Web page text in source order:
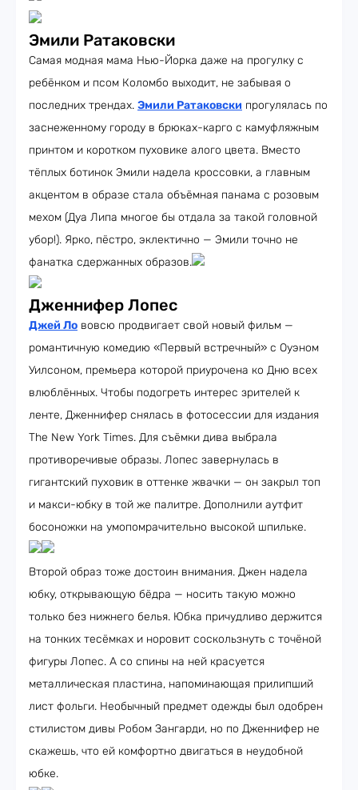
Эмили Ратаковски
Самая модная мама Нью-Йорка даже на прогулку с
ребёнком и псом Коломбо выходит, не забывая о
последних трендах. Эмили Ратаковски прогулялась по
заснеженному городу в брюках-карго с камуфляжным
принтом и коротком пуховике алого цвета. Вместо
тёплых ботинок Эмили надела кроссовки, а главным
акцентом в образе стала объёмная панама с розовым
мехом (Дуа Липа многое бы отдала за такой головной
убор!). Ярко, пёстро, эклектично — Эмили точно не
фанатка сдержанных образов.
Дженнифер Лопес
Джей Ло вовсю продвигает свой новый фильм —
романтичную комедию «Первый встречный» с Оуэном
Уилсоном, премьера которой приурочена ко Дню всех
влюблённых. Чтобы подогреть интерес зрителей к
ленте, Дженнифер снялась в фотосессии для издания
The New York Times. Для съёмки дива выбрала
противоречивые образы. Лопес завернулась в
гигантский пуховик в оттенке жвачки — он закрыл топ
и макси-юбку в той же палитре. Дополнили аутфит
босоножки на умопомрачительно высокой шпильке.
Второй образ тоже достоин внимания. Джен надела
юбку, открывающую бёдра — носить такую можно
только без нижнего белья. Юбка причудливо держится
на тонких тесёмках и норовит соскользнуть с точёной
фигуры Лопес. А со спины на ней красуется
металлическая пластина, напоминающая прилипший
лист фольги. Необычный предмет одежды был одобрен
стилистом дивы Робом Зангарди, но по Дженнифер не
скажешь, что ей комфортно двигаться в неудобной
юбке.